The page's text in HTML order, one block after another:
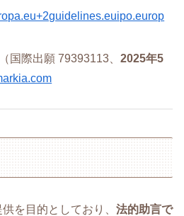
（国際出願 79393113、2025年5
を目的としており、 法的助言で